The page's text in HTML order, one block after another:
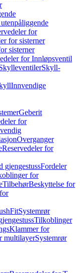
for
for sisterner
sisterner
for Innløpsventil
Skyll-
Innvendige
Geberit
for
Overganger
Reservedeler for
gjengestussFordeler
for
TilbehørBeskyttelse for
Systemrør
Tilkoblinger
Klammer for
multilayerSystemrør